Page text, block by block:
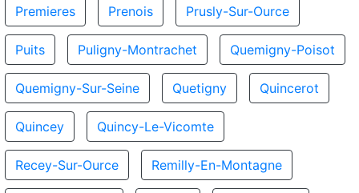
Premieres Prenois Prusly-Sur-Ource
Puits Puligny-Montrachet Quemigny-Poisot
Quemigny-Sur-Seine Quetigny Quincerot
Quincey Quincy-Le-Vicomte
Recey-Sur-Ource Remilly-En-Montagne